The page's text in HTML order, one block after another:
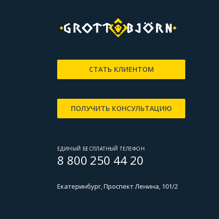
СТАТЬ КЛИЕНТОМ
ПОЛУЧИТЬ КОНСУЛЬТАЦИЮ
ЕДИНЫЙ БЕСПЛАТНЫЙ ТЕЛЕФОН
8 800 250 44 20
Екатеринбург, Проспект Ленина, 101/2